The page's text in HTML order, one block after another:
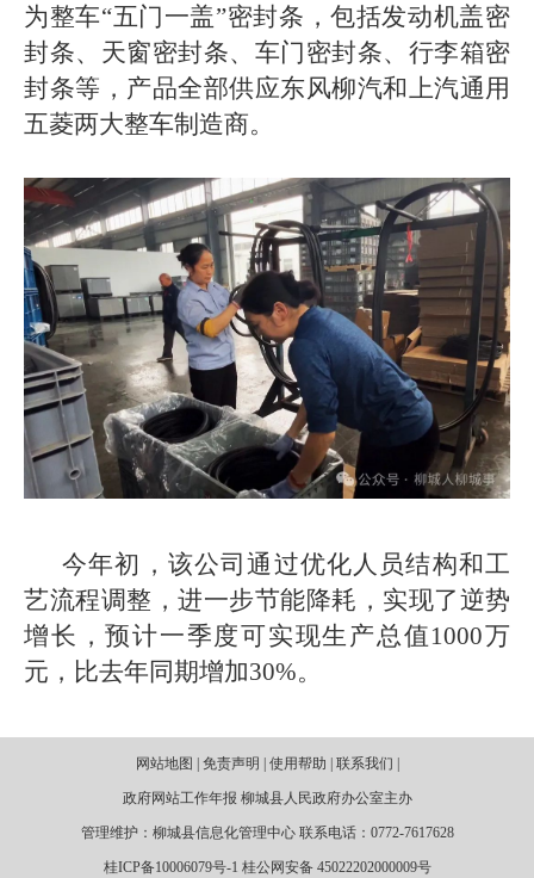
为整车“五门一盖”密封条，包括发动机盖密
封条、天窗密封条、车门密封条、行李箱密
封条等，产品全部供应东风柳汽和上汽通用
五菱两大整车制造商。
今年初，该公司通过优化人员结构和工
艺流程调整，进一步节能降耗，实现了逆势
增长，预计一季度可实现生产总值1000万
元，比去年同期增加30%。
网站地图 | 免责声明 | 使用帮助 | 联系我们 |
政府网站工作年报 柳城县人民政府办公室主办
管理维护：柳城县信息化管理中心 联系电话：0772-7617628
桂ICP备10006079号-1 桂公网安备 45022202000009号